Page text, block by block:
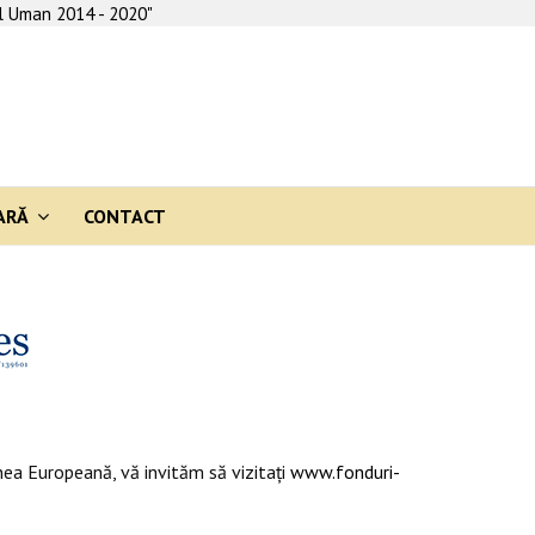
2014 - 2020"
CONTACT
Europeană, vă invităm să vizitaţi www.fonduri-